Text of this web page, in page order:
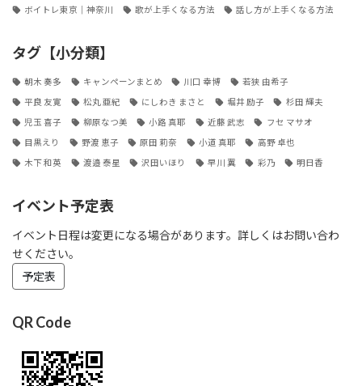
ボイトレ東京｜神奈川 歌が上手くなる方法 話し方が上手くなる方法
タグ【小分類】
朝木 奏多 キャンペーンまとめ 川口 幸博 若狭 由希子
平良 友寛 松丸 亜紀 にしわき まさと 堀井 励子 杉田 輝夫
児玉 喜子 柳原なつ美 小路 真耶 近藤 武志 フセ マサオ
目黒えり 野渡 恵子 原田 莉奈 小道 真耶 高野 卓也
木下 和英 渡邉 泰星 沢田いほり 早川 翼 彩乃 明日香
イベント予定表
イベント日程は変更になる場合があります。詳しくはお問い合わ
せください。
予定表
QR Code